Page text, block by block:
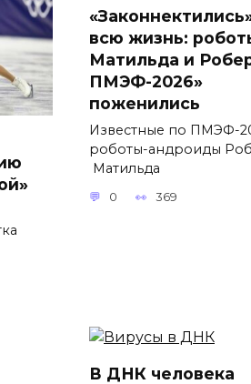
всю жизнь:
Матильда и
ПМЭФ-2026»
поженились
Известные по ПМЭФ-
роботы-андроиды
Матильда
0 369
В ДНК человека